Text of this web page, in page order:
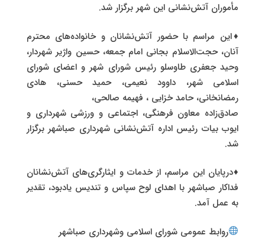
مأموران آتش‌نشانی این شهر برگزار شد.
♦️این مراسم با حضور آتش‌نشانان و خانواده‌های محترم
آنان، حجت‌الاسلام بجانی امام جمعه، حسین واژیر شهردار،
وحید جعفری طاوسلو رئیس شورای شهر و اعضای شورای
اسلامی شهر، داوود نعیمی، حمید حسنی، هادی
رمضانخانی، حامد خزایی ، فهیمه صالحی،
صادق‌زاده معاون فرهنگی، اجتماعی و ورزشی شهرداری و
ایوب بیات رئیس اداره آتش‌نشانی شهرداری صباشهر برگزار
شد.
♦️درپایان این مراسم، از خدمات و ایثارگری‌های آتش‌نشانان
فداکار صباشهر با اهدای لوح سپاس و تندیس یادبود، تقدیر
به عمل آمد.
روابط عمومی شورای اسلامی وشهرداری صباشهر